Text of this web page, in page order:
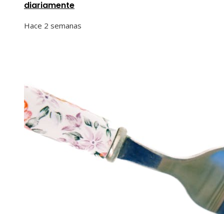
diariamente
Hace 2 semanas